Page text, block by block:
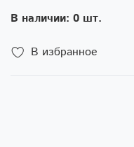
В избранное
В наличии: 0 шт.